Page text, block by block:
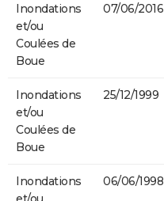
Inondations
et/ou
Coulées de
Boue
07/06/2016
Inondations
et/ou
Coulées de
Boue
25/12/1999
Inondations
06/06/1998